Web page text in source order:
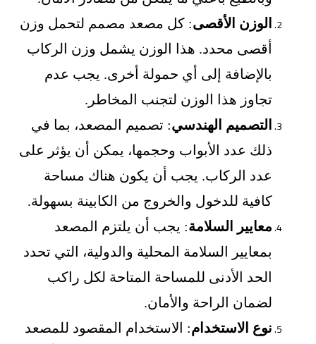
الوزن الأقصى: كل مصعد مصمم لتحمل وزن
أقصى محدد. هذا الوزن يشمل وزن الركاب
بالإضافة إلى أي حمولة أخرى. يجب عدم
تجاوز هذا الوزن لتجنب المخاطر.
التصميم الهندسي: تصميم المصعد، بما في
ذلك عدد الأبواب وحجمها، يمكن أن يؤثر على
عدد الركاب. يجب أن يكون هناك مساحة
كافية للدخول والخروج من الكابينة بسهولة.
معايير السلامة: يجب أن يلتزم المصعد
بمعايير السلامة المحلية والدولية، التي تحدد
الحد الأدنى للمساحة المتاحة لكل راكب
لضمان الراحة والأمان.
نوع الاستخدام: الاستخدام المقصود للمصعد